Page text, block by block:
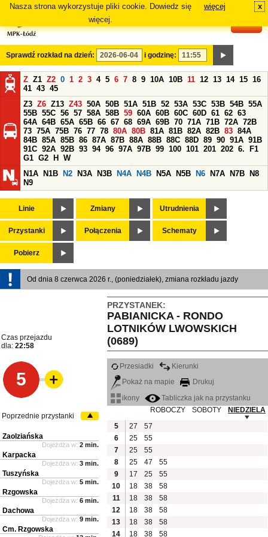
Nasza strona wykorzystuje pliki cookie. Dowiedz się
więcej.
więcej x
Sprawdź rozkład na dzień: i godzinę:
Z Z1 Z2 0 1 2 3 4 5 6 7 8 9 10A 10B 11 12 13 14 15 16
41 43 45
Z3 Z6 Z13 Z43 50A 50B 51A 51B 52 53A 53C 53B 54B 55A
55B 55C 56 57 58A 58B 59 60A 60B 60C 60D 61 62 63
64A 64B 65A 65B 66 67 68 69A 69B 70 71A 71B 72A 72B
73 75A 75B 76 77 78 80A 80B 81A 81B 82A 82B 83 84A
84B 85A 85B 86 87A 87B 88A 88B 88C 88D 89 90 91A 91B
91C 92A 92B 93 94 96 97A 97B 99 100 101 201 202 6.
F1
G1 G2 H
W
N1A
N1B N2 N3A N3B N4A N4B N5A N5B N6 N7A N7B
N8
N9
Linie Zmiany Utrudnienia
Przystanki Połączenia Schematy
Pobierz
Od dnia 8 czerwca 2026 r., (poniedziałek), zmiana rozkładu jazdy
PRZYSTANEK:
PABIANICKA - RONDO
LOTNIKÓW LWOWSKICH
(0689)
Czas przejazdu
dla: 22:58
5
Przesiadki
Kierunki
Pokaż na mapie
Drukuj
ikony
Tabliczka jak na przystanku
ROBOCZY
SOBOTY
NIEDZIELA
5
27
57
6
25
55
7
25
55
8
25 47
55
9
17 25
55
10
18 38
58
11
18 38
58
12
18 38
58
13
18 38
58
14
18 38 58
Poprzednie przystanki
Zaolziańska
Dojeżdża w: 2 min.
Karpacka
Dojeżdża w: 3 min.
Tuszyńska
Dojeżdża w: 5 min.
Rzgowska
Dojeżdża w: 6 min.
Dachowa
Dojeżdża w: 9 min.
Cm. Rzgowska